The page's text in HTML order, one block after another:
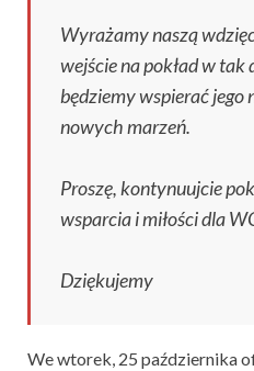
Wyrażamy naszą
wejście na pokład w tak
będziemy wspierać jego
nowych marzeń.
Proszę, kontynuujcie
wsparcia i miłości dla
Dziękujemy
We wtorek, 25 października